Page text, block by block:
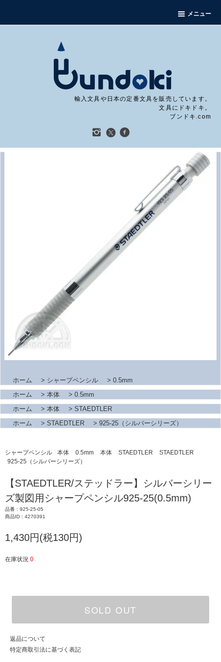
メニュー
輸入文具や日本の定番文具を販売しています。
文具にドキドキ。
ブンドキ.com
ホーム > シャープペンシル > 0.5mm
ホーム
> 本体 > 0.5mm
ホーム
> 本体 > STAEDTLER
ホーム
> STAEDTLER > 925-25（シルバーシリーズ）
シャープペンシル 本体 0.5mm 本体 STAEDTLER
STAEDTLER
925-25（シルバーシリーズ）
【STAEDTLER/ステッドラー】シルバーシリー
ズ製図用シャープペンシル925-25(0.5mm)
品番：925-25-05
商品ID：4270391
1,430円(税130円)
在庫状況 0
SOLD OUT
返品について
特定商取引法に基づく表記